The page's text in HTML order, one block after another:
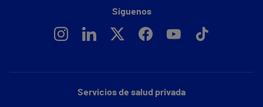
Servicios de salud privada
Síguenos